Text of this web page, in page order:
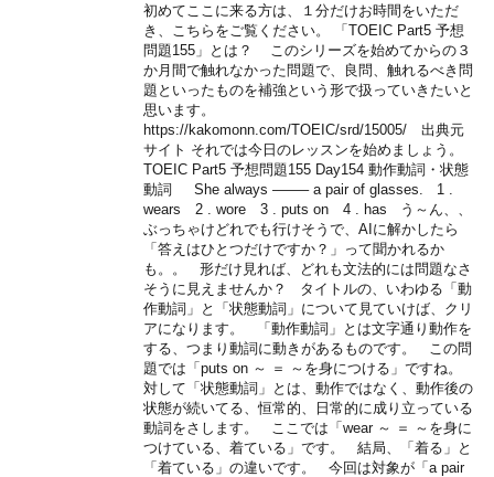
初めてここに来る方は、１分だけお時間をいただ
き、こちらをご覧ください。 「TOEIC Part5 予想
問題155」とは？ このシリーズを始めてからの３
か月間で触れなかった問題で、良問、触れるべき問
題といったものを補強という形で扱っていきたいと
思います。
https://kakomonn.com/TOEIC/srd/15005/ 出典元
サイト それでは今日のレッスンを始めましょう。
TOEIC Part5 予想問題155 Day154 動作動詞・状態
動詞 She always ——– a pair of glasses. 1 .
wears 2 . wore 3 . puts on 4 . has う～ん、、
ぶっちゃけどれでも行けそうで、AIに解かしたら
「答えはひとつだけですか？」って聞かれるか
も。。 形だけ見れば、どれも文法的には問題なさ
そうに見えませんか？ タイトルの、いわゆる「動
作動詞」と「状態動詞」について見ていけば、クリ
アになります。 「動作動詞」とは文字通り動作を
する、つまり動詞に動きがあるものです。 この問
題では「puts on ～ ＝ ～を身につける」ですね。
対して「状態動詞」とは、動作ではなく、動作後の
状態が続いてる、恒常的、日常的に成り立っている
動詞をさします。 ここでは「wear ～ ＝ ～を身に
つけている、着ている」です。 結局、「着る」と
「着ている」の違いです。 今回は対象が「a pair